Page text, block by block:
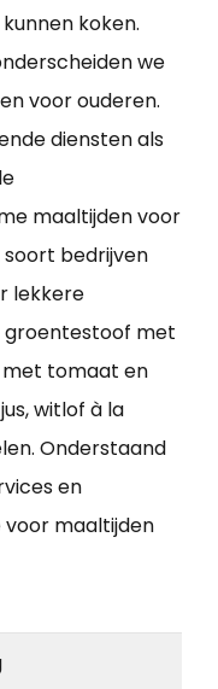
koken.
we
voor ouderen.
diensten als
maaltijden voor
soort bedrijven
lekkere
groentestoof met
tomaat en
witlof à la
Onderstaand
en
voor maaltijden